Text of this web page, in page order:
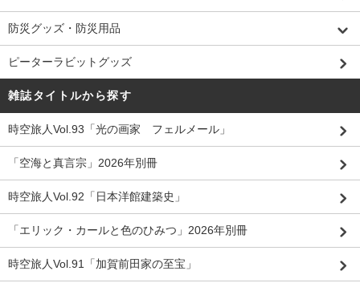
防災グッズ・防災用品
ピーターラビットグッズ
雑誌タイトルから探す
時空旅人Vol.93「光の画家 フェルメール」
「空海と真言宗」2026年別冊
時空旅人Vol.92「日本洋館建築史」
「エリック・カールと色のひみつ」2026年別冊
時空旅人Vol.91「加賀前田家の至宝」